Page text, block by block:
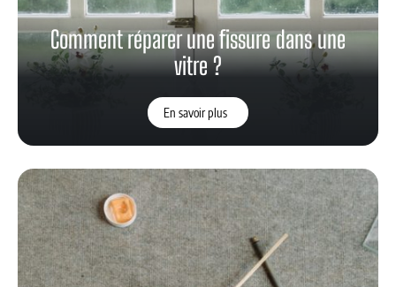
Comment réparer une fissure dans une
vitre ?
En savoir plus